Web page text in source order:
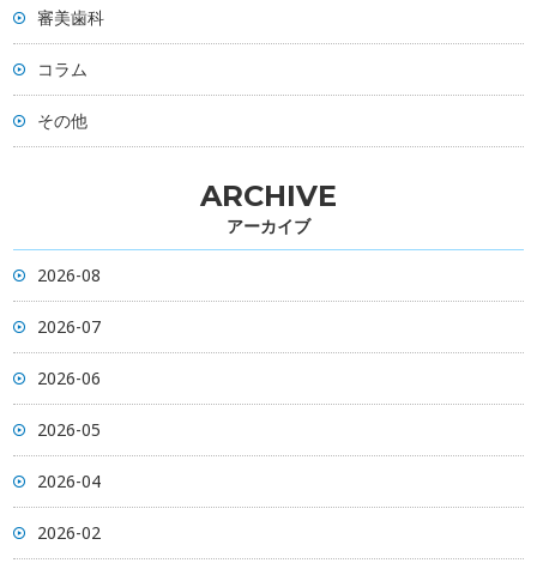
審美歯科
コラム
その他
ARCHIVE
アーカイブ
2026-08
2026-07
2026-06
2026-05
2026-04
2026-02